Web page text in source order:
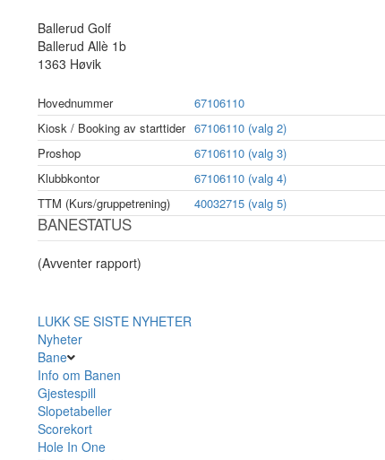
Ballerud Golf
Ballerud Allè 1b
1363 Høvik
Hovednummer
67106110
Kiosk / Booking av starttider 67106110 (valg 2)
Proshop
67106110 (valg 3)
Klubbkontor
67106110 (valg 4)
TTM (Kurs/gruppetrening)
40032715 (valg 5)
BANESTATUS
(Avventer rapport)
LUKK SE SISTE NYHETER
Nyheter
Bane
Info om Banen
Gjestespill
Slopetabeller
Scorekort
Hole In One